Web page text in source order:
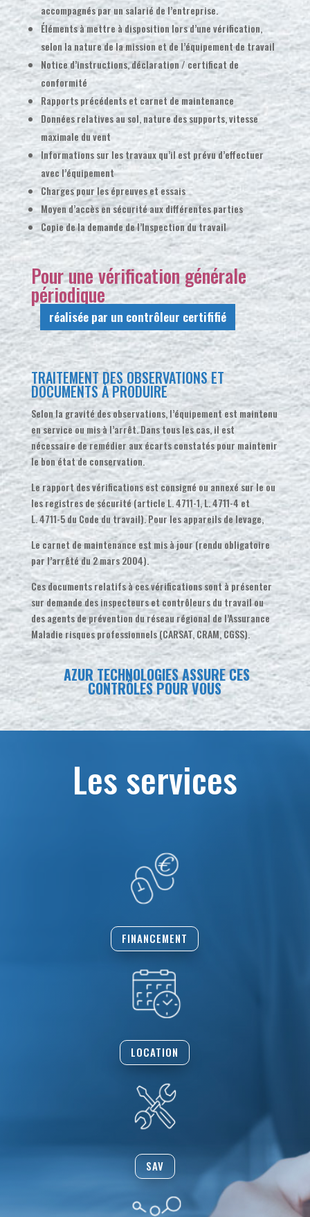
accompagnés par un salarié de l’entreprise.
Éléments à mettre à disposition lors d’une vérification,
selon la nature de la mission et de l’équipement de travail
Notice d’instructions, déclaration / certificat de
conformité
Rapports précédents et carnet de maintenance
Données relatives au sol, nature des supports, vitesse
maximale du vent
Informations sur les travaux qu’il est prévu d’effectuer
avec l’équipement
Charges pour les épreuves et essais
Moyen d’accès en sécurité aux différentes parties
Copie de la demande de l’Inspection du travail
Pour une vérification générale
périodique
réalisée par un contrôleur certififié
TRAITEMENT DES OBSERVATIONS ET
DOCUMENTS À PRODUIRE
Selon la gravité des observations, l’équipement est maintenu
en service ou mis à l’arrêt. Dans tous les cas, il est
nécessaire de remédier aux écarts constatés pour maintenir
le bon état de conservation.
Le rapport des vérifications est consigné ou annexé sur le ou
les registres de sécurité (article L. 4711-1, L. 4711-4 et
L. 4711-5 du Code du travail). Pour les appareils de levage,
Le carnet de maintenance est mis à jour (rendu obligatoire
par l’arrêté du 2 mars 2004).
Ces documents relatifs à ces vérifications sont à présenter
sur demande des inspecteurs et contrôleurs du travail ou
des agents de prévention du réseau régional de l’Assurance
Maladie risques professionnels (CARSAT, CRAM, CGSS).
AZUR TECHNOLOGIES ASSURE CES
CONTRÔLES POUR VOUS
Les services
FINANCEMENT
LOCATION
SAV